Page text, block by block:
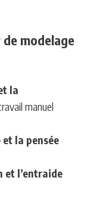
modelage
la
manuel
la pensée
et l’entraide